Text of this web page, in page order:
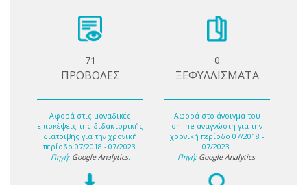
71
ΠΡΟΒΟΛΕΣ
Αφορά στις μοναδικές
επισκέψεις της διδακτορικής
διατριβής για την χρονική
περίοδο 07/2018 - 07/2023.
Πηγή: Google Analytics.
0
ΞΕΦΥΛΛΙΣΜΑΤΑ
Αφορά στο άνοιγμα του
online αναγνώστη για την
χρονική περίοδο 07/2018 -
07/2023.
Πηγή: Google Analytics.